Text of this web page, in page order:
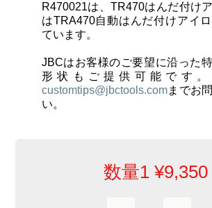
お問合せ
ショッピングカート
日本語
R470021は、TR470はんだ付け
はTRA470自動はんだ付けアイ
ています。
JBCはお客様のご要望に沿った
形状もご提供可能です。
customtips@jbctools.comまでお
い。
数量1 ¥9,350